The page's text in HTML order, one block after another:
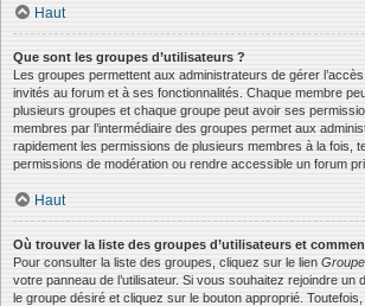
Haut
Que sont les groupes d’utilisateurs ?
Les groupes permettent aux administrateurs de gérer
invités au forum et à ses fonctionnalités. Chaque membre
plusieurs groupes et chaque groupe peut avoir ses
membres par l’intermédiaire des groupes permet aux
rapidement les permissions de plusieurs membres à la fois,
permissions de modération ou rendre accessible un forum
Haut
Où trouver la liste des groupes d’utilisateurs et
Pour consulter la liste des groupes, cliquez sur le lien
votre panneau de l’utilisateur. Si vous souhaitez rejoindre un
le groupe désiré et cliquez sur le bouton approprié.